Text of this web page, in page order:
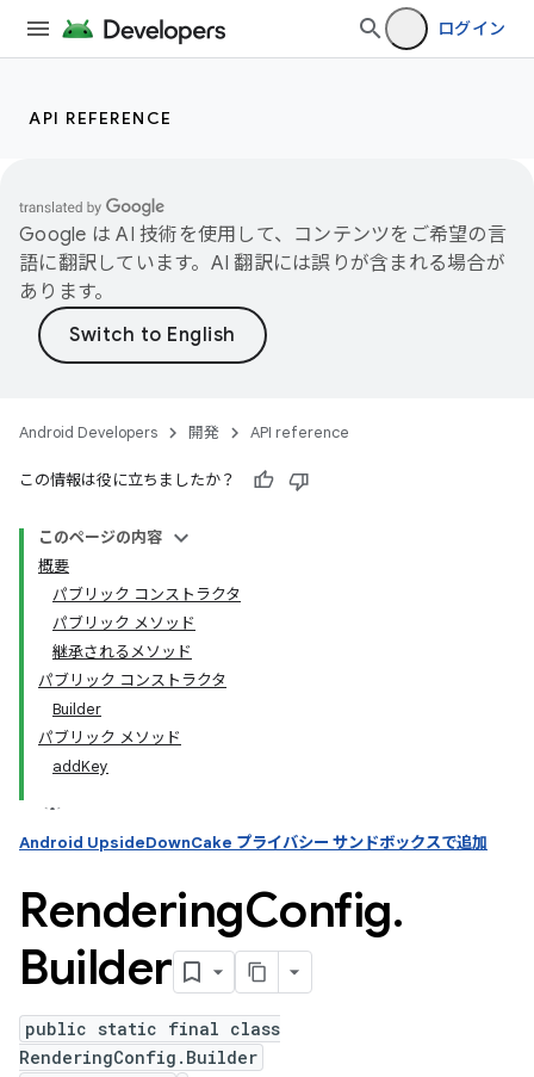
ログイン
API REFERENCE
Google は AI 技術を使用して、コンテンツをご希望の言
語に翻訳しています。AI 翻訳には誤りが含まれる場合が
あります。
Android Developers 開発 API reference
この情報は役に立ちましたか？
このページの内容
概要
パブリック コンストラクタ
パブリック メソッド
継承されるメソッド
パブリック コンストラクタ
Builder
パブリック メソッド
addKey
Android UpsideDownCake プライバシー サンドボックスで追加
RenderingConfig.
Builder
public static final class
RenderingConfig.Builder